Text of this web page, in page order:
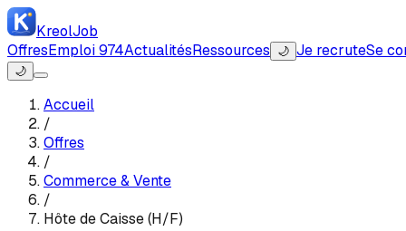
KreolJob
OffresEmploi 974ActualitésRessources 🌙 Je recruteSe
🌙
Accueil
/
Offres
/
Commerce & Vente
/
Hôte de Caisse (H/F)